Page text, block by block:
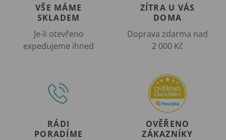
VŠE MÁME
SKLADEM
Je-li otevřeno
expedujeme ihned
ZÍTRA U VÁS
DOMA
Doprava zdarma nad
2 000 Kč
RÁDI
PORADÍME
OVĚŘENO
ZÁKAZNÍKY